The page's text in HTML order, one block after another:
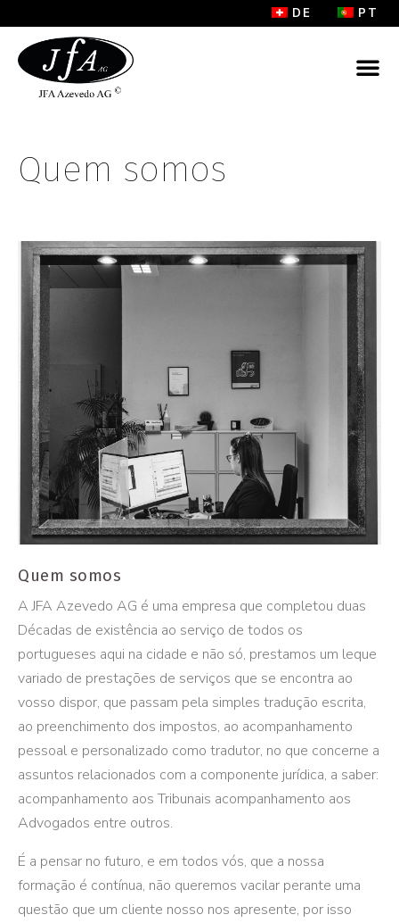
DE PT
Quem somos
Quem somos
A JFA Azevedo AG é uma empresa que completou duas
Décadas de existência ao serviço de todos os
portugueses aqui na cidade e não só, prestamos um leque
variado de prestações de serviços que se encontra ao
vosso dispor, que passam pela simples tradução escrita,
ao preenchimento dos impostos, ao acompanhamento
pessoal e personalizado como tradutor, no que concerne a
assuntos relacionados com a componente jurídica, a saber:
acompanhamento aos Tribunais acompanhamento aos
Advogados entre outros.
É a pensar no futuro, e em todos vós, que a nossa
formação é contínua, não queremos vacilar perante uma
questão que um cliente nosso nos apresente, por isso